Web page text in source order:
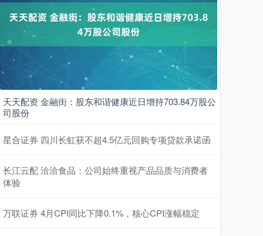
天天配资 金融街：股东和谐健康近日增持703.84万股公
司股份
星合证券 四川长虹获不超4.5亿元回购专项贷款承诺函
长江云配 洽洽食品：公司始终重视产品品质与消费者
体验
万联证券 4月CPI同比下降0.1%，核心CPI涨幅稳定